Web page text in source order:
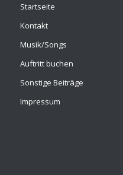
Startseite
Kontakt
Musik/Songs
Auftritt buchen
Sonstige Beiträge
Impressum